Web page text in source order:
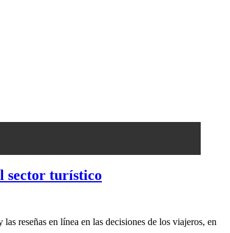
sector turístico
reseñas en línea en las decisiones de los viajeros, en